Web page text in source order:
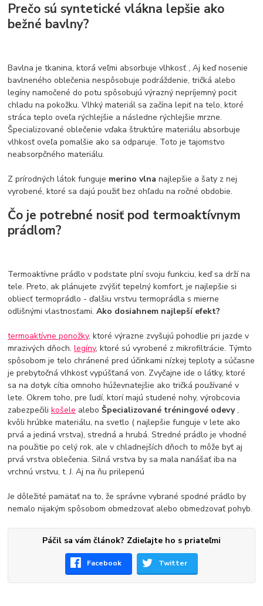
Prečo sú syntetické vlákna lepšie ako
bežné bavlny?
Bavlna je tkanina, ktorá veľmi absorbuje vlhkosť , Aj keď nosenie
bavlneného oblečenia nespôsobuje podráždenie, tričká alebo
legíny namočené do potu spôsobujú výrazný nepríjemný pocit
chladu na pokožku. Vlhký materiál sa začína lepiť na telo, ktoré
stráca teplo oveľa rýchlejšie a následne rýchlejšie mrzne.
Špecializované oblečenie vďaka štruktúre materiálu absorbuje
vlhkosť oveľa pomalšie ako sa odparuje. Toto je tajomstvo
neabsorpčného materiálu.
Z prírodných látok funguje merino vlnanajlepšie a šaty z nej
vyrobené, ktoré sa dajú použiť bez ohľadu na ročné obdobie.
Čo je potrebné nosiť pod termoaktívnym
prádlom?
Termoaktívne prádlo v podstate plní svoju funkciu, keď sa drží na
tele. Preto, ak plánujete zvýšiť tepelný komfort, je najlepšie si
obliecť termoprádlo - ďalšiu vrstvu termoprádla s mierne
odlišnými vlastnosťami.Ako dosiahnem najlepší efekt?
termoaktívne ponožky, ktoré výrazne zvyšujú pohodlie pri jazde v
mrazivých dňoch.legíny, ktoré sú vyrobené z mikrofiltrácie. Týmto
spôsobom je telo chránené pred účinkami nízkej teploty a súčasne
je prebytočná vlhkosť vypúšťaná von. Zvyčajne ide o látky, ktoré
sa na dotyk cítia omnoho húževnatejšie ako tričká používané v
lete. Okrem toho, pre ľudí, ktorí majú studené nohy, výrobcovia
zabezpečilikošele aleboŠpecializované tréningové odevy,
kvôli hrúbke materiálu, na svetlo ( najlepšie funguje v lete ako
prvá a jediná vrstva), stredná a hrubá. Stredné prádlo je vhodné
na použitie po celý rok, ale v chladnejších dňoch to môže byť aj
prvá vrstva oblečenia. Silná vrstva by sa mala nanášať iba na
vrchnú vrstvu, t. J. Aj na ňu prilepenú
Je dôležité pamätať na to, že správne vybrané spodné prádlo by
nemalo nijakým spôsobom obmedzovať alebo obmedzovať pohyb.
Páčil sa vám článok? Zdieľajte ho s priateľmi
Facebook Twitter